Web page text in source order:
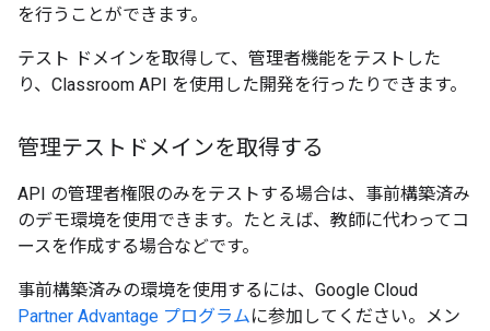
を行うことができます。
テスト ドメインを取得して、管理者機能をテストした
り、Classroom API を使用した開発を行ったりできます。
管理テストドメインを取得する
API の管理者権限のみをテストする場合は、事前構築済み
のデモ環境を使用できます。たとえば、教師に代わってコ
ースを作成する場合などです。
事前構築済みの環境を使用するには、Google Cloud
Partner Advantage プログラムに参加してください。メン